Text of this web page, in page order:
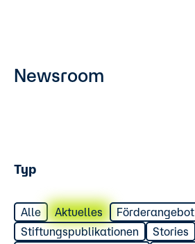
Newsroom
Typ
Alle Aktuelles
Förderangebot
Stiftungspublikationen
Stories